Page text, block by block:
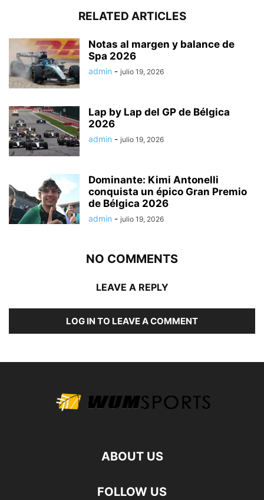
RELATED ARTICLES
Notas al margen y balance de
Spa 2026
admin - julio 19, 2026
Lap by Lap del GP de Bélgica
2026
admin - julio 19, 2026
Dominante: Kimi Antonelli
conquista un épico Gran Premio
de Bélgica 2026
admin - julio 19, 2026
NO COMMENTS
LEAVE A REPLY
LOG IN TO LEAVE A COMMENT
ABOUT US
FOLLOW US